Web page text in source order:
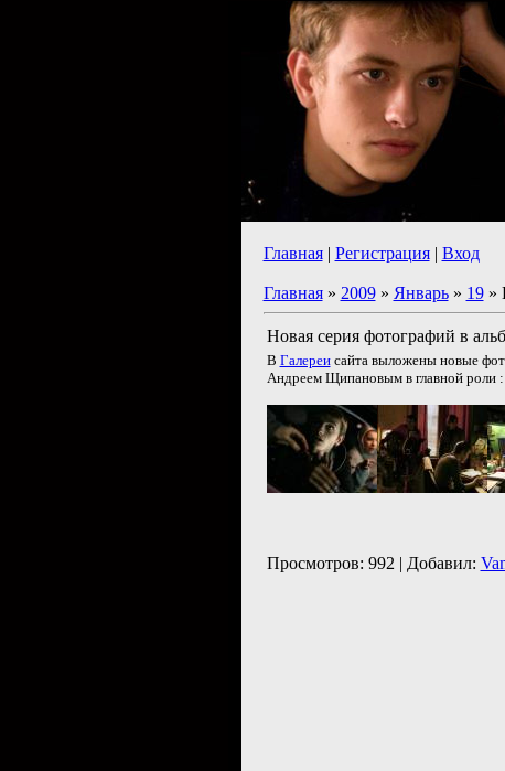
Главная| Регистрация| Вход
Главная» 2009 » Январь » 19»
Новая серия фотографий в
В Галереисайта выложены новые
Андреем Щипановым в главной роли :
Просмотров: 992 | Добавил: